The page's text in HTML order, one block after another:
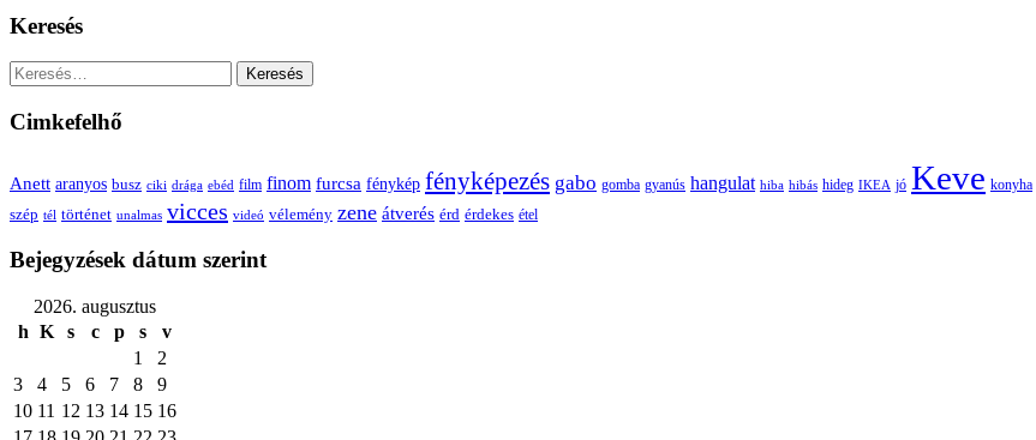
Keresés
Keresés:
Cimkefelhő
Anett aranyos busz ciki drága ebéd film finom furcsa fénykép fényképezés gabo gomba gyanús hangulat hiba hibás hideg IKEA jó Keve konyha
szép tél történet unalmas vicces videó vélemény zene átverés érd érdekes étel
Bejegyzések dátum szerint
2026. augusztus
h K s c p s
v
1
2
3
4 5 6 7 8
9
10 11 12 13 14 15 16